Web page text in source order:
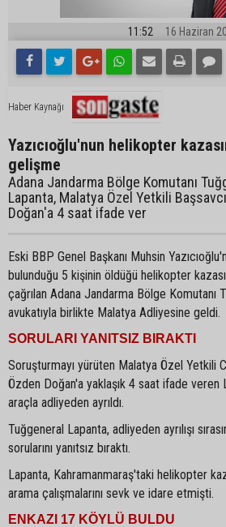
11:52 16 Haziran
Haber Kaynağı
Yazıcıoğlu'nun helikopter
gelişme
Adana Jandarma Bölge Komutanı
Lapanta, Malatya Özel Yetkili
Doğan'a 4 saat ifade ver
Eski BBP Genel Başkanı Muhsin
bulunduğu 5 kişinin öldüğü helikopter
çağrılan Adana Jandarma Bölge Komutanı
avukatıyla birlikte Malatya Adliyesine geldi.
SORULARI YANITSIZ BIRAKTI
Soruşturmayı yürüten Malatya Özel Yetkili
Özden Doğan'a yaklaşık 4 saat ifade veren
araçla adliyeden ayrıldı.
Tuğgeneral Lapanta, adliyeden ayrılışı
sorularını yanıtsız bıraktı.
Lapanta, Kahramanmaraş'taki helikopter
arama çalışmalarını sevk ve idare etmişti.
ENKAZI 17 KÖYLÜ BULDU